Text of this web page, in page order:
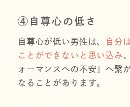
④自尊心の低さ
自尊心が低い男性は、
自分
ことができないと思い込み
ォーマンスへの不安」へ繋
なることがあります。